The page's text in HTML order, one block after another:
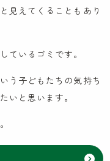
見えてくることもあり
ているゴミです。
う子どもたちの気持ち
いと思います。